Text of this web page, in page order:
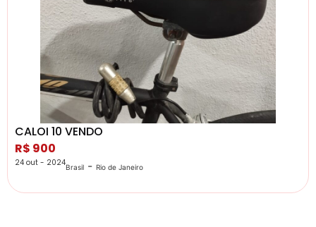
CALOI 10 VENDO
R$ 900
24 out - 2024Brasil - Rio de Janeiro